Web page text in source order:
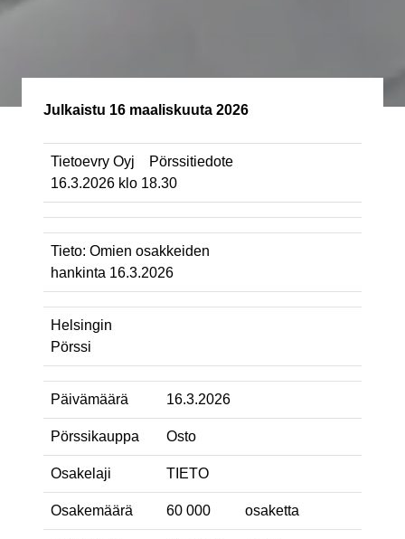
Julkaistu 16 maaliskuuta 2026
Tietoevry Oyj Pörssitiedote
16.3.2026 klo 18.30
Tieto: Omien osakkeiden
hankinta 16.3.2026
Helsingin
Pörssi
Päivämäärä 16.3.2026
Pörssikauppa Osto
Osakelaji TIETO
Osakemäärä 60 000 osaketta